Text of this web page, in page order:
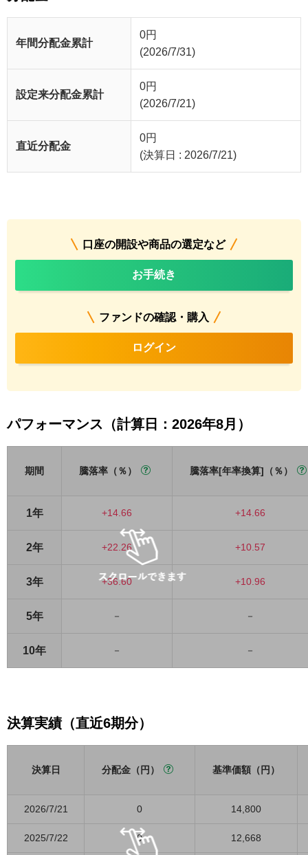
年間分配金累計
0円
(2026/7/31)
設定来分配金累計
0円
(2026/7/21)
直近分配金
0円
(決算日 : 2026/7/21)
口座の開設や商品の選定など
お手続き
ファンドの確認・購入
ログイン
パフォーマンス（計算日：2026年8月）
期間 騰落率（％） 騰落率[年率換算]（％）
1年 +14.66 +14.66
2年 +22.26 +10.57
3年 +36.60 +10.96
5年 － －
10年 － －
決算実績（直近6期分）
決算日 分配金（円） 基準価額（円）
2026/7/21 0 14,800
2025/7/22 0 12,668